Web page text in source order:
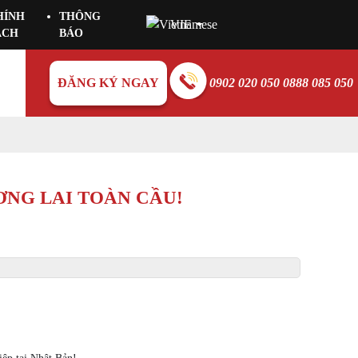
THÔNG
BÁO
VIE
ĐĂNG KÝ NGAY 0902 020 050 0888 085 050
LAI TOÀN CẦU!